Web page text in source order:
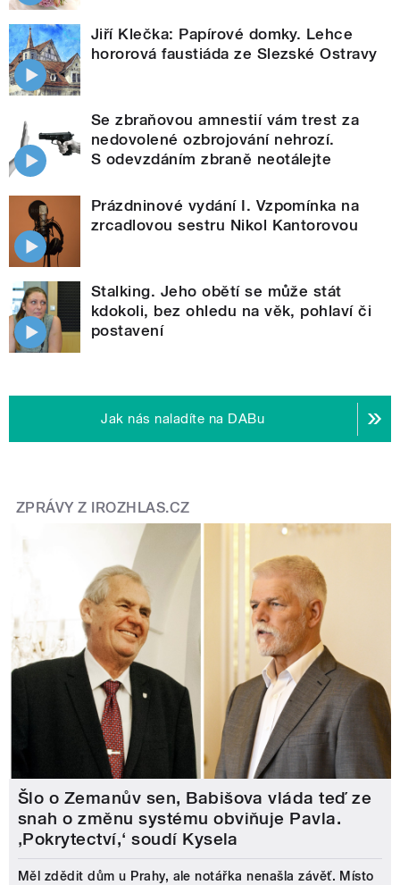
Jiří Klečka: Papírové domky. Lehce
hororová faustiáda ze Slezské Ostravy
Se zbraňovou amnestií vám trest za
nedovolené ozbrojování nehrozí.
S odevzdáním zbraně neotálejte
Prázdninové vydání I. Vzpomínka na
zrcadlovou sestru Nikol Kantorovou
Stalking. Jeho obětí se může stát
kdokoli, bez ohledu na věk, pohlaví či
postavení
Jak nás naladíte na DABu
ZPRÁVY Z IROZHLAS.CZ
Šlo o Zemanův sen, Babišova vláda teď ze
snah o změnu systému obviňuje Pavla.
‚Pokrytectví,‘ soudí Kysela
Měl zdědit dům u Prahy, ale notářka nenašla závěť. Místo